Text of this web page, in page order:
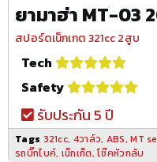
ยามาฮ่า MT-03
สปอร์ตเน็กเกต 321cc 2สูบ
Tech
Safety
รับประกัน 5 ปี
Tags 321cc, 4วาล์ว, ABS,MT
รถบิ๊กไบค์, เน็กเก็ต,โช๊คหัวกลับ